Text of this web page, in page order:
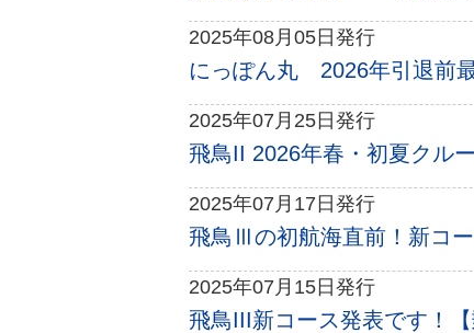
2025年08月05日発行
にっぽん丸 2026年引退前
2025年07月25日発行
飛鳥II 2026年春・初夏クル
2025年07月17日発行
飛鳥Ⅲの初航海直前！新コ
2025年07月15日発行
飛鳥III新コース発表です！